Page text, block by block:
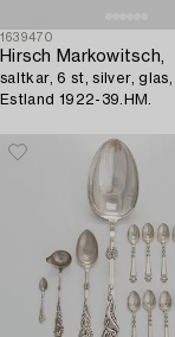
1639470
Hirsch Markowitsch,
saltkar, 6 st, silver, glas,
Estland 1922-39.HM.